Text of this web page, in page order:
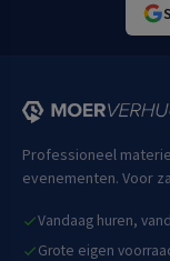
Professioneel
evenementen. Voor
Vandaag huren,
Grote eigen